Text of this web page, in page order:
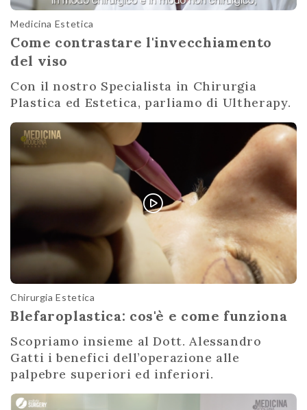
Medicina Estetica
Come contrastare l'invecchiamento
del viso
Con il nostro Specialista in Chirurgia
Plastica ed Estetica, parliamo di Ultherapy.
Chirurgia Estetica
Blefaroplastica: cos'è e come funziona
Scopriamo insieme al Dott. Alessandro
Gatti i benefici dell’operazione alle
palpebre superiori ed inferiori.